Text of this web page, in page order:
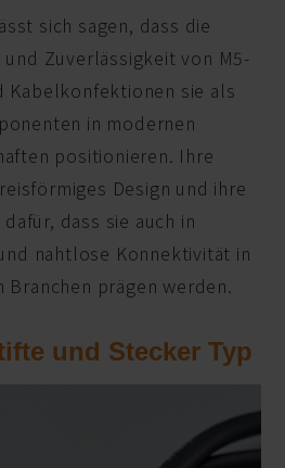
sich sagen, dass die
Zuverlässigkeit von M5-
Kabelkonfektionen sie als
in modernen
positionieren. Ihre
Design und ihre
dass sie auch in
nahtlose Konnektivität in
prägen werden.
und Stecker Typ